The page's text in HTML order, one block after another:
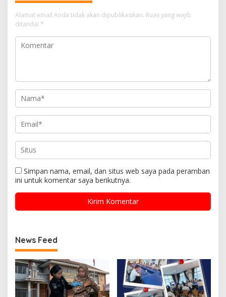
Alamat email Anda tidak akan dipublikasikan. Ruas yang wajib
ditandai *
Simpan nama, email, dan situs web saya pada peramban
ini untuk komentar saya berikutnya.
News Feed